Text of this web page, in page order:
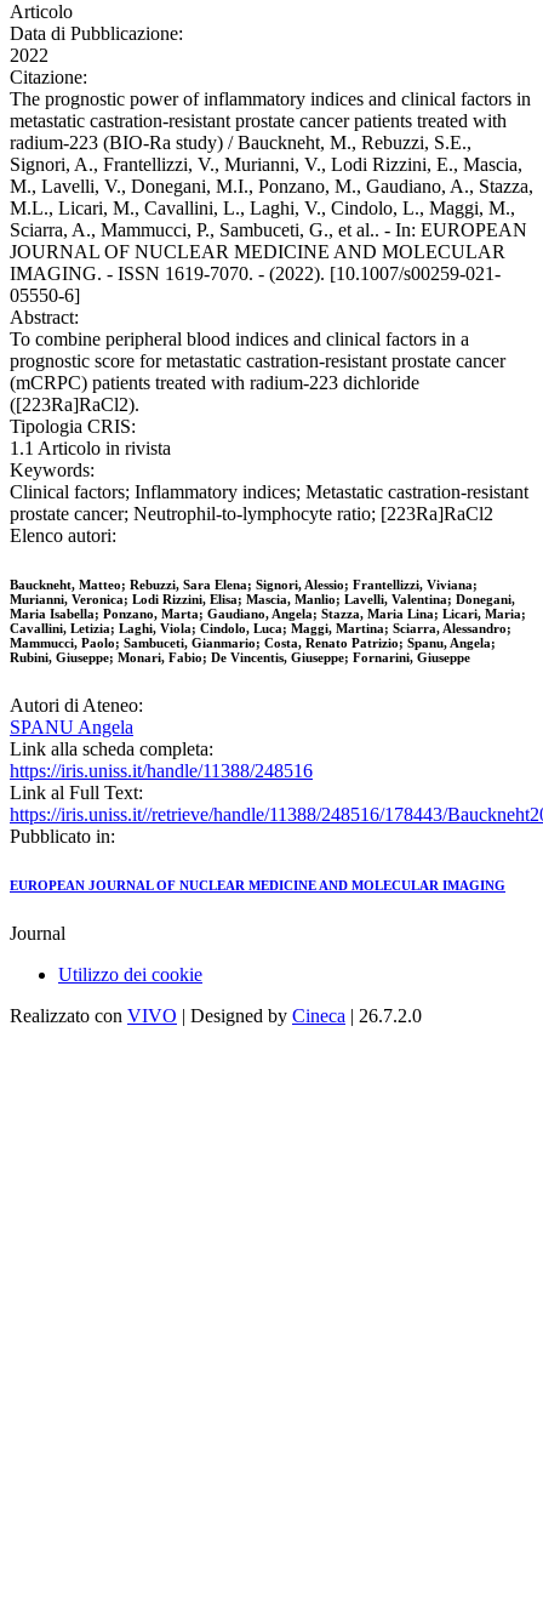
Articolo
Data di Pubblicazione:
2022
Citazione:
The prognostic power of inflammatory indices and clinical factors in
metastatic castration-resistant prostate cancer patients treated with
radium-223 (BIO-Ra study) / Bauckneht, M., Rebuzzi, S.E.,
Signori, A., Frantellizzi, V., Murianni, V., Lodi Rizzini, E., Mascia,
M., Lavelli, V., Donegani, M.I., Ponzano, M., Gaudiano, A., Stazza,
M.L., Licari, M., Cavallini, L., Laghi, V., Cindolo, L., Maggi, M.,
Sciarra, A., Mammucci, P., Sambuceti, G., et al.. - In: EUROPEAN
JOURNAL OF NUCLEAR MEDICINE AND MOLECULAR
IMAGING. - ISSN 1619-7070. - (2022). [10.1007/s00259-021-
05550-6]
Abstract:
To combine peripheral blood indices and clinical factors in a
prognostic score for metastatic castration-resistant prostate cancer
(mCRPC) patients treated with radium-223 dichloride
([223Ra]RaCl2).
Tipologia CRIS:
1.1 Articolo in rivista
Keywords:
Clinical factors; Inflammatory indices; Metastatic castration-resistant
prostate cancer; Neutrophil-to-lymphocyte ratio; [223Ra]RaCl2
Elenco autori:
Bauckneht, Matteo; Rebuzzi, Sara Elena; Signori, Alessio; Frantellizzi, Viviana;
Murianni, Veronica; Lodi Rizzini, Elisa; Mascia, Manlio; Lavelli, Valentina; Donegani,
Maria Isabella; Ponzano, Marta; Gaudiano, Angela; Stazza, Maria Lina; Licari, Maria;
Cavallini, Letizia; Laghi, Viola; Cindolo, Luca; Maggi, Martina; Sciarra, Alessandro;
Mammucci, Paolo; Sambuceti, Gianmario; Costa, Renato Patrizio; Spanu, Angela;
Rubini, Giuseppe; Monari, Fabio; De Vincentis, Giuseppe; Fornarini, Giuseppe
Autori di Ateneo:
SPANU Angela
Link alla scheda completa:
https://iris.uniss.it/handle/11388/248516
Link al Full Text:
https://iris.uniss.it//retrieve/handle/11388/248516/178443/
Pubblicato in:
EUROPEAN JOURNAL OF NUCLEAR MEDICINE AND MOLECULAR IMAGING
Journal
Utilizzo dei cookie
Realizzato con VIVO | Designed by Cineca | 26.7.2.0